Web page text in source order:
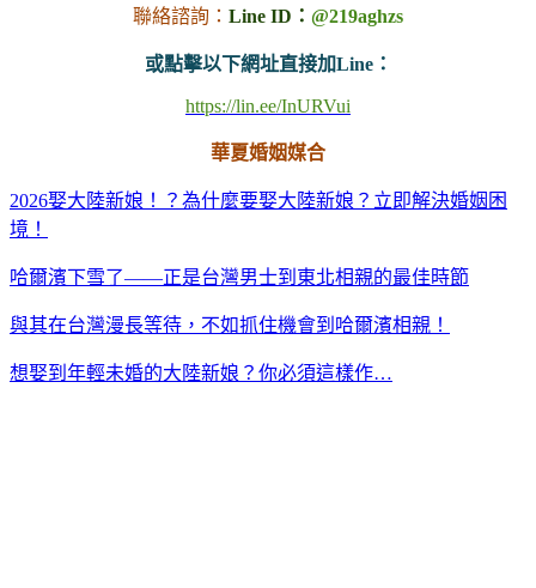
聯絡諮詢： Line ID： @219aghzs
或點擊以下網址直接加Line：
https://lin.ee/InURVui
華夏婚姻媒合
2026娶大陸新娘！？為什麼要娶大陸新娘？立即解決婚姻困
境！
哈爾濱下雪了——正是台灣男士到東北相親的最佳時節
與其在台灣漫長等待，不如抓住機會到哈爾濱相親！
想娶到年輕未婚的大陸新娘？你必須這樣作…